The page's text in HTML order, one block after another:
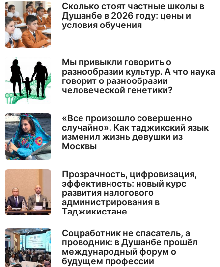
Сколько стоят частные школы в
Душанбе в 2026 году: цены и
условия обучения
Мы привыкли говорить о
разнообразии культур. А что наука
говорит о разнообразии
человеческой генетики?
«Все произошло совершенно
случайно». Как таджикский язык
изменил жизнь девушки из
Москвы
Прозрачность, цифровизация,
эффективность: новый курс
развития налогового
администрирования в
Таджикистане
Соцработник не спасатель, а
проводник: в Душанбе прошёл
международный форум о
будущем профессии